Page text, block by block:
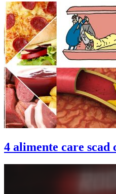
4 alimente care scad